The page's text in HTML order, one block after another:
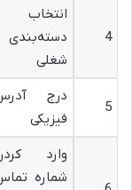
4
انتخاب
دسته‌بندی
شغلی
5
درج
فیزیکی
وارد
شماره